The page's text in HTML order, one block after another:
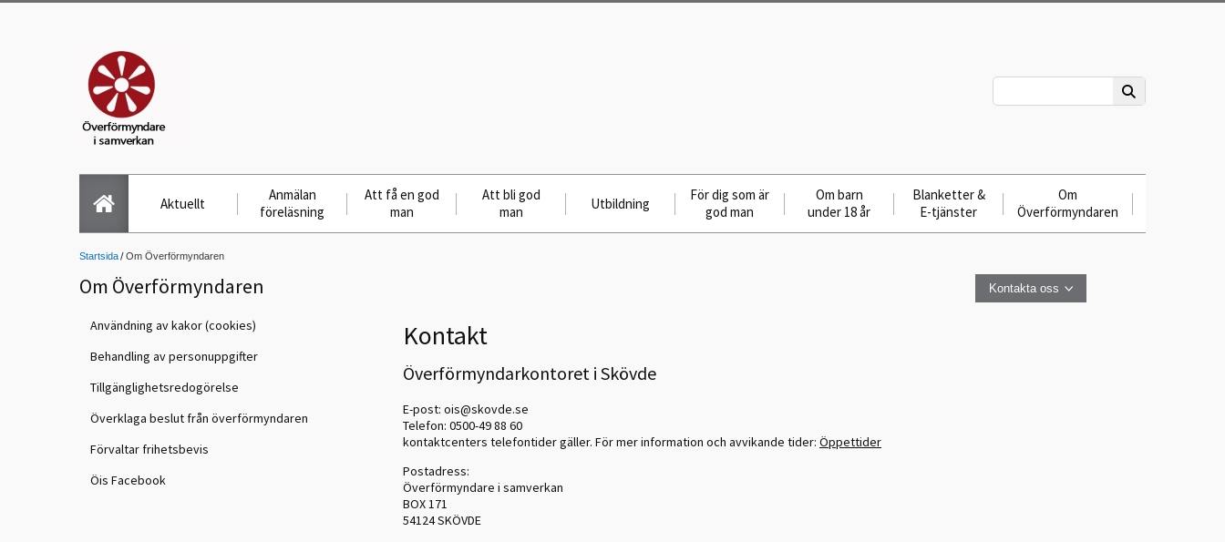
Aktuellt
Anmälan
föreläsning
Att få en god
man
Att bli god
man
Utbildning
För dig som är
god man
Om barn
under 18 år
Blanketter &
E-tjänster
Om
Överförmyndaren
Startsida Om Överförmyndaren
Om Överförmyndaren
Användning av kakor (cookies)
Behandling av personuppgifter
Tillgänglighetsredogörelse
Överklaga beslut från överförmyndaren
Förvaltar frihetsbevis
Öis Facebook
Kontakta oss
Kontakt
Överförmyndarkontoret i Skövde
E-post: ois@skovde.se
Telefon: 0500-49 88 60
kontaktcenters telefontider gäller. För mer information och avvikande tider: Öppettider
Postadress:
Överförmyndare i samverkan
BOX 171
54124 SKÖVDE